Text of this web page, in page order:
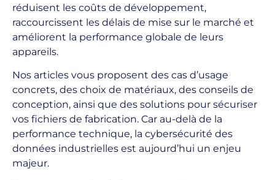
réduisent les coûts de développement,
raccourcissent les délais de mise sur le marché et
améliorent la performance globale de leurs
appareils.
Nos articles vous proposent des cas d’usage
concrets, des choix de matériaux, des conseils de
conception, ainsi que des solutions pour sécuriser
vos fichiers de fabrication. Car au-delà de la
performance technique, la cybersécurité des
données industrielles est aujourd’hui un enjeu
majeur.